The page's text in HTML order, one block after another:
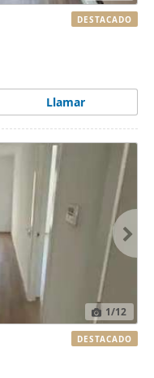
Llamar
DESTACADO
1/12
DESTACADO